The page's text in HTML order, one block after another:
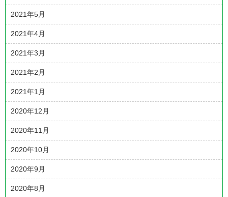
2021年5月
2021年4月
2021年3月
2021年2月
2021年1月
2020年12月
2020年11月
2020年10月
2020年9月
2020年8月